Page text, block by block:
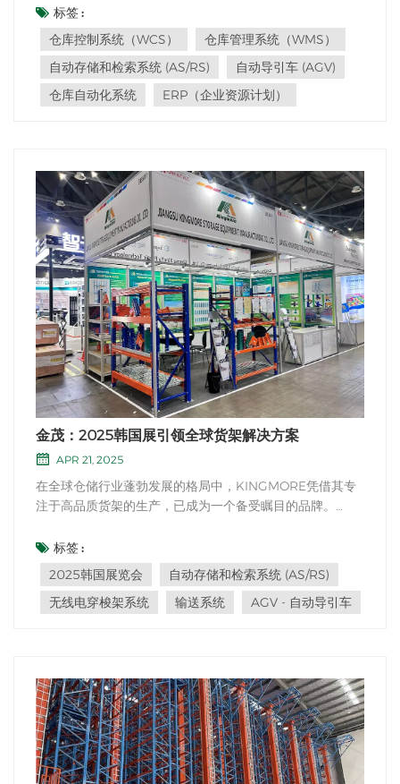
自动导引车 (AGV)、机器人系统以及自动存储和检索系统
(AS/RS)）之间的中间层。WCS 的主要功能是协调和优化仓
库自动化系统内的物料、库存和任务流。它从 WMS...
标签 :
仓库控制系统（WCS）
仓库管理系统（WMS）
自动存储和检索系统 (AS/RS)
自动导引车 (AGV)
仓库自动化系统
ERP（企业资源计划）
金茂：2025韩国展引领全球货架解决方案
APR 21, 2025
在全球仓储行业蓬勃发展的格局中，KINGMORE凭借其专
注于高品质货架的生产，已成为一个备受瞩目的品牌。
重要展会上，展示其创新产品，巩固其在国际市场的地位。
我们的公司：KINGMOREKINGMORE 在仓储设备制造行
业拥有多年​​经验，已成为值得信赖且富有创新精神的品牌。
我们...
标签 :
2025韩国展览会
自动存储和检索系统 (AS/RS)
无线电穿梭架系统
输送系统 AGV - 自动导引车